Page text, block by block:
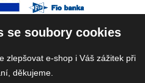
se soubory cookies
zlepšovat e-shop i Váš zážitek při
děkujeme.